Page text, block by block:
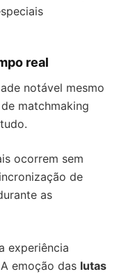
real
notável mesmo
matchmaking
ocorrem sem
de
as
experiência
emoção das lutas